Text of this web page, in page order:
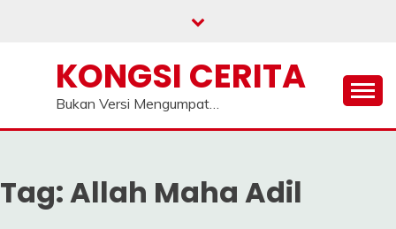
KONGSI CERITA
Bukan Versi Mengumpat…
Tag:Allah Maha Adil